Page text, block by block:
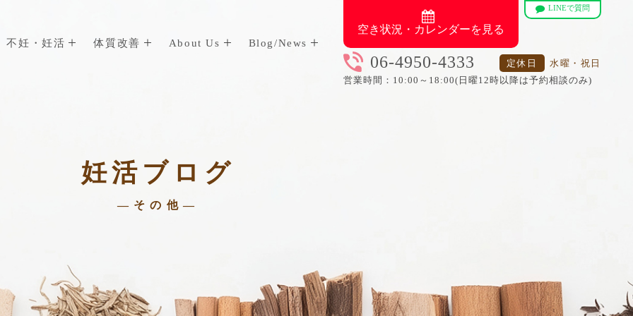
不妊・妊活 体質改善 About Us Blog/News
空き状況・カレンダーを見る
LINEで質問
06-4950-4333 定休日
水曜・祝日
営業時間：10:00～18:00(日曜12時以降は予約相談のみ)
妊活ブログ
—その他—